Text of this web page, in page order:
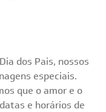
dos Pais, nossos
especiais.
que o amor e o
e horários de